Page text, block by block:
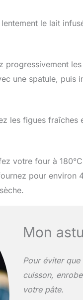
le lait
progressivement
une spatule, puis
les figues fraîches
votre four à
pour environ
Mon
Pour éviter
cuisson,
votre pâte.